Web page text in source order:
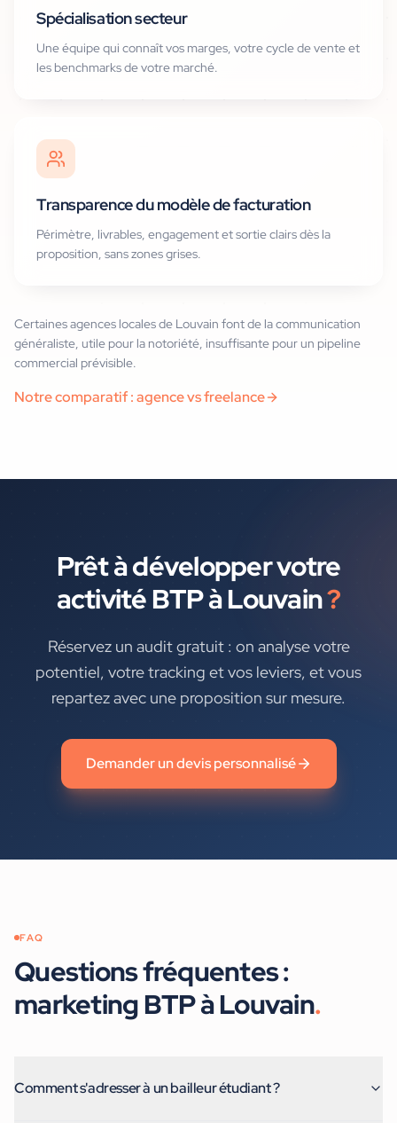
Spécialisation secteur
Une équipe qui connaît vos marges, votre cycle de vente et
les benchmarks de votre marché.
Transparence du modèle de facturation
Périmètre, livrables, engagement et sortie clairs dès la
proposition, sans zones grises.
Certaines agences locales de Louvain font de la communication
généraliste, utile pour la notoriété, insuffisante pour un pipeline
commercial prévisible.
Notre comparatif : agence vs freelance
Prêt à développer votre
activité BTPàLouvain?
Réservez un audit gratuit : on analyse votre
potentiel, votre tracking et vos leviers, et vous
repartez avec une proposition sur mesure.
Demander un devis personnalisé
FAQ
Questions fréquentes :
marketing BTPàLouvain.
Comment s'adresser à un bailleur étudiant ?